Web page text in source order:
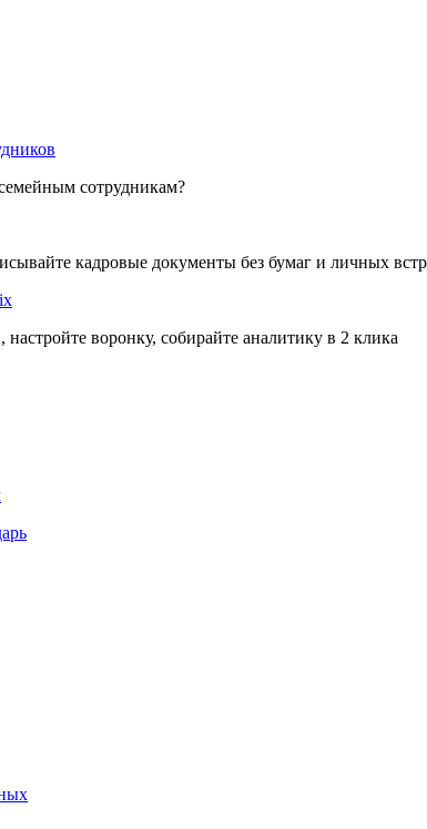
сотрудникам?
кадровые документы без бумаг и личных
воронку, собирайте аналитику в 2 клика